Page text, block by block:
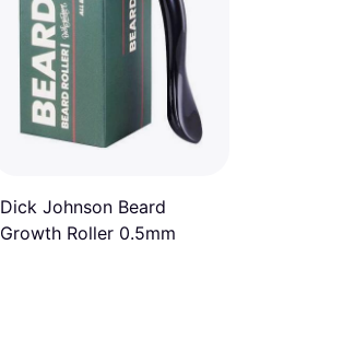
Dick Johnson Beard
Growth Roller 0.5mm